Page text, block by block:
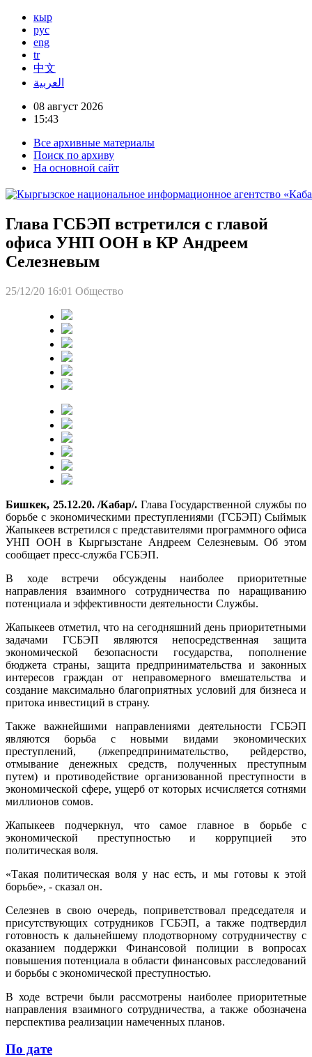
кыр
рус
eng
tr
中文
العربية
08 август 2026
15:43
Все архивные материалы
Поиск по архиву
На основной сайт
Глава ГСБЭП встретился с главой
офиса УНП ООН в КР Андреем
Селезневым
25/12/20 16:01 Общество
Бишкек, 25.12.20. /Кабар/. Глава Государственной службы по
борьбе с экономическими преступлениями (ГСБЭП) Сыймык
Жапыкеев встретился с представителями программного офиса
УНП ООН в Кыргызстане Андреем Селезневым. Об этом
сообщает пресс-служба ГСБЭП.
В ходе встречи обсуждены наиболее приоритетные
направления взаимного сотрудничества по наращиванию
потенциала и эффективности деятельности Службы.
Жапыкеев отметил, что на сегодняшний день приоритетными
задачами ГСБЭП являются непосредственная защита
экономической безопасности государства, пополнение
бюджета страны, защита предпринимательства и законных
интересов граждан от неправомерного вмешательства и
создание максимально благоприятных условий для бизнеса и
притока инвестиций в страну.
Также важнейшими направлениями деятельности ГСБЭП
являются борьба с новыми видами экономических
преступлений, (лжепредпринимательство, рейдерство,
отмывание денежных средств, полученных преступным
путем) и противодействие организованной преступности в
экономической сфере, ущерб от которых исчисляется сотнями
миллионов сомов.
Жапыкеев подчеркнул, что самое главное в борьбе с
экономической преступностью и коррупцией это
политическая воля.
«Такая политическая воля у нас есть, и мы готовы к этой
борьбе», - сказал он.
Селезнев в свою очередь, поприветствовал председателя и
присутствующих сотрудников ГСБЭП, а также подтвердил
готовность к дальнейшему плодотворному сотрудничеству с
оказанием поддержки Финансовой полиции в вопросах
повышения потенциала в области финансовых расследований
и борьбы с экономической преступностью.
В ходе встречи были рассмотрены наиболее приоритетные
направления взаимного сотрудничества, а также обозначена
перспектива реализации намеченных планов.
По дате